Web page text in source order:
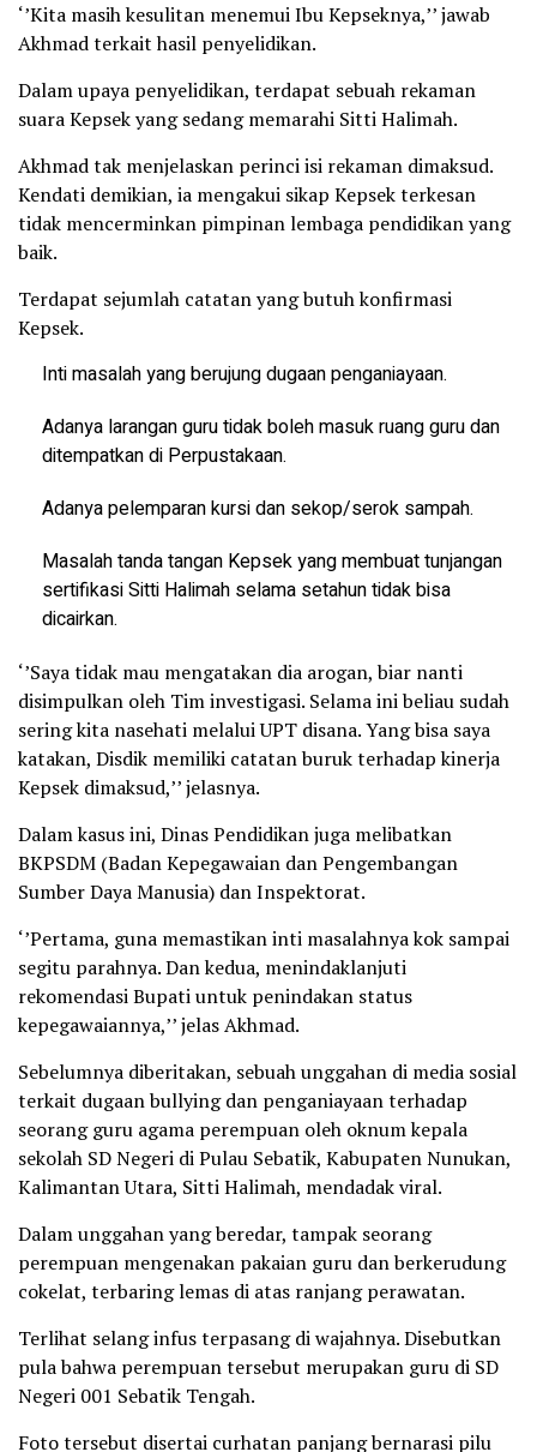
‘’Kita masih kesulitan menemui Ibu Kepseknya,’’ jawab
Akhmad terkait hasil penyelidikan.
Dalam upaya penyelidikan, terdapat sebuah rekaman
suara Kepsek yang sedang memarahi Sitti Halimah.
Akhmad tak menjelaskan perinci isi rekaman dimaksud.
Kendati demikian, ia mengakui sikap Kepsek terkesan
tidak mencerminkan pimpinan lembaga pendidikan yang
baik.
Terdapat sejumlah catatan yang butuh konfirmasi
Kepsek.
Inti masalah yang berujung dugaan penganiayaan.
Adanya larangan guru tidak boleh masuk ruang guru dan
ditempatkan di Perpustakaan.
Adanya pelemparan kursi dan sekop/serok sampah.
Masalah tanda tangan Kepsek yang membuat tunjangan
sertifikasi Sitti Halimah selama setahun tidak bisa
dicairkan.
‘’Saya tidak mau mengatakan dia arogan, biar nanti
disimpulkan oleh Tim investigasi. Selama ini beliau sudah
sering kita nasehati melalui UPT disana. Yang bisa saya
katakan, Disdik memiliki catatan buruk terhadap kinerja
Kepsek dimaksud,’’ jelasnya.
Dalam kasus ini, Dinas Pendidikan juga melibatkan
BKPSDM (Badan Kepegawaian dan Pengembangan
Sumber Daya Manusia) dan Inspektorat.
‘’Pertama, guna memastikan inti masalahnya kok sampai
segitu parahnya. Dan kedua, menindaklanjuti
rekomendasi Bupati untuk penindakan status
kepegawaiannya,’’ jelas Akhmad.
Sebelumnya diberitakan, sebuah unggahan di media sosial
terkait dugaan bullying dan penganiayaan terhadap
seorang guru agama perempuan oleh oknum kepala
sekolah SD Negeri di Pulau Sebatik, Kabupaten Nunukan,
Kalimantan Utara, Sitti Halimah, mendadak viral.
Dalam unggahan yang beredar, tampak seorang
perempuan mengenakan pakaian guru dan berkerudung
cokelat, terbaring lemas di atas ranjang perawatan.
Terlihat selang infus terpasang di wajahnya. Disebutkan
pula bahwa perempuan tersebut merupakan guru di SD
Negeri 001 Sebatik Tengah.
Foto tersebut disertai curhatan panjang bernarasi pilu